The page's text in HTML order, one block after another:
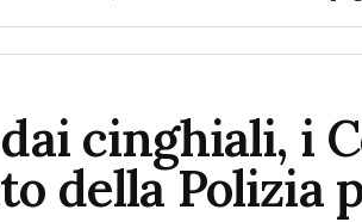
cinghiali, i
della Polizia